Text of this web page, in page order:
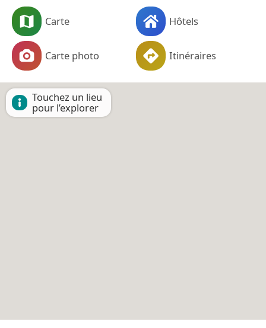
Carte Hôtels
Carte photo Itinéraires
Touchez un lieu
pour l’explorer